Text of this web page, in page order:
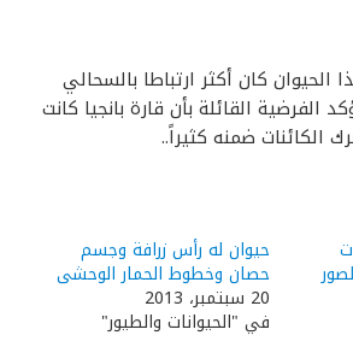
كان أكثر ارتباطا بالسحالي
الفرضية القائلة بأن قارة بانجيا كانت
الكائنات ضمنه كثيراً..
حيوان له رأس زرافة وجسم
حصان وخطوط الحمار الوحشى
20 سبتمبر، 2013
في "الحيوانات والطيور"